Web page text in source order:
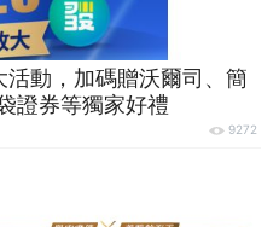
活動，加碼贈沃爾司、簡
證券等獨家好禮
9272